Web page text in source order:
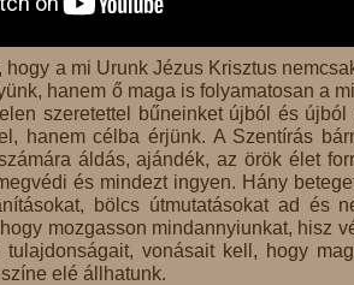
hogy a mi Urunk Jézus Krisztus
hanem ő maga is folyamatosan a
szeretettel bűneinket újból és
hanem célba érjünk. A Szentírás
áldás, ajándék, az örök élet
és mindezt ingyen. Hány
bölcs útmutatásokat ad és
mozgasson mindannyiunkat, hisz
vonásait kell, hogy
elé állhatunk.